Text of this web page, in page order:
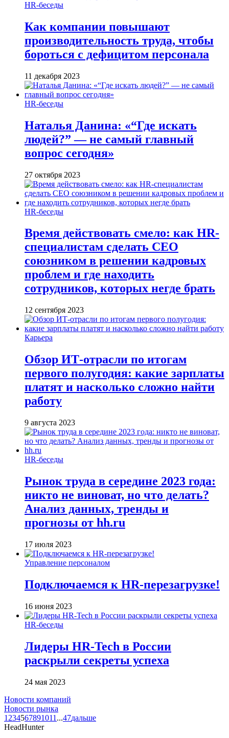
HR-беседы
Как компании повышают
производительность труда, чтобы
бороться с дефицитом персонала
11 декабря 2023
HR-беседы
Наталья Данина: «“Где искать
людей?” — не самый главный
вопрос сегодня»
27 октября 2023
HR-беседы
Время действовать смело: как HR-
специалистам сделать CEO
союзником в решении кадровых
проблем и где находить
сотрудников, которых негде брать
12 сентября 2023
Карьера
Обзор ИТ-отрасли по итогам
первого полугодия: какие зарплаты
платят и насколько сложно найти
работу
9 августа 2023
HR-беседы
Рынок труда в середине 2023 года:
никто не виноват, но что делать?
Анализ данных, тренды и
прогнозы от hh.ru
17 июля 2023
Управление персоналом
Подключаемся к HR-перезагрузке!
16 июня 2023
HR-беседы
Лидеры HR-Tech в России
раскрыли секреты успеха
24 мая 2023
Новости компаний
Новости рынка
1 234567891011 ...47дальше
HeadHunter